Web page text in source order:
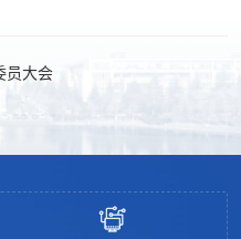
员大会